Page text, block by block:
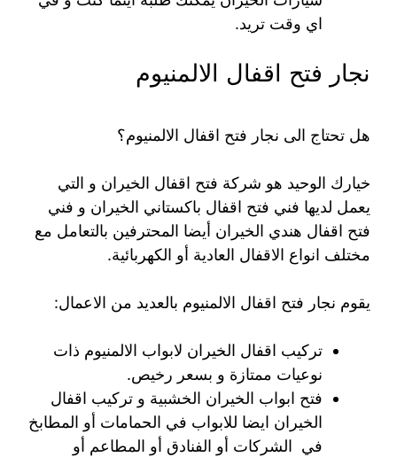
اي وقت تريد.
نجار فتح اقفال الالمنيوم
هل تحتاج الى نجار فتح اقفال الالمنيوم؟
خيارك الوحيد هو شركة فتح اقفال الخيران و التي
يعمل لديها فني فتح اقفال باكستاني الخيران و فني
فتح اقفال هندي الخيران أيضا المحترفين بالتعامل مع
مختلف انواع الاقفال العادية أو الكهربائية.
يقوم نجار فتح اقفال الالمنيوم بالعديد من الاعمال:
تركيب اقفال الخيران لابواب الالمنيوم ذات
نوعيات ممتازة و بسعر رخيص.
فتح ابواب الخيران الخشبية و تركيب اقفال
الخيران ايضا للابواب في الحمامات أو المطابخ
في الشركات أو الفنادق أو المطاعم أو